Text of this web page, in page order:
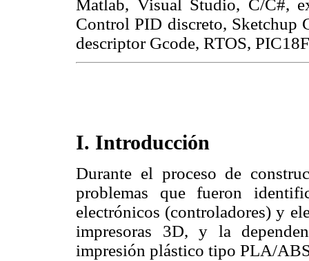
Matlab, Visual Studio, C/C#,
Control PID discreto, Sketchup
descriptor Gcode, RTOS,
I. Introducción
Durante el proceso de
problemas que fueron
electrónicos (controladores) y
impresoras 3D, y la
impresión plástico tipo PLA/